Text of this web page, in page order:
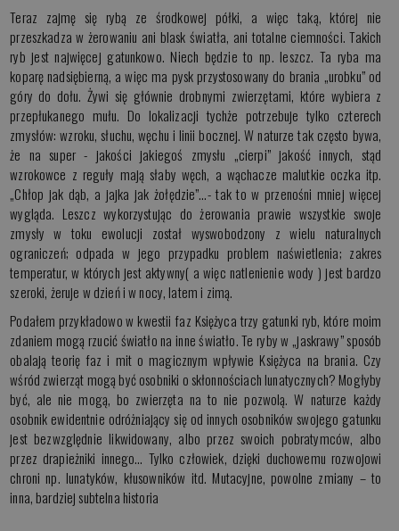
Teraz zajmę się rybą ze środkowej półki, a więc taką, której nie
przeszkadza w żerowaniu ani blask światła, ani totalne ciemności. Takich
ryb jest najwięcej gatunkowo. Niech będzie to np. leszcz. Ta ryba ma
koparę nadsiębierną, a więc ma pysk przystosowany do brania „urobku” od
góry do dołu. Żywi się głównie drobnymi zwierzętami, które wybiera z
przepłukanego mułu. Do lokalizacji tychże potrzebuje tylko czterech
zmysłów: wzroku, słuchu, węchu i linii bocznej. W naturze tak często bywa,
że na super - jakości jakiegoś zmysłu „cierpi” jakość innych, stąd
wzrokowce z reguły mają słaby węch, a wąchacze malutkie oczka itp.
„Chłop jak dąb, a jajka jak żołędzie”…- tak to w przenośni mniej więcej
wygląda. Leszcz wykorzystując do żerowania prawie wszystkie swoje
zmysły w toku ewolucji został wyswobodzony z wielu naturalnych
ograniczeń; odpada w jego przypadku problem naświetlenia; zakres
temperatur, w których jest aktywny( a więc natlenienie wody ) jest bardzo
szeroki, żeruje w dzień i w nocy, latem i zimą.
Podałem przykładowo w kwestii faz Księżyca trzy gatunki ryb, które moim
zdaniem mogą rzucić światło na inne światło. Te ryby w „jaskrawy” sposób
obalają teorię faz i mit o magicznym wpływie Księżyca na brania. Czy
wśród zwierząt mogą być osobniki o skłonnościach lunatycznych? Mogłyby
być, ale nie mogą, bo zwierzęta na to nie pozwolą. W naturze każdy
osobnik ewidentnie odróżniający się od innych osobników swojego gatunku
jest bezwzględnie likwidowany, albo przez swoich pobratymców, albo
przez drapieżniki innego… Tylko człowiek, dzięki duchowemu rozwojowi
chroni np. lunatyków, kłusowników itd. Mutacyjne, powolne zmiany – to
inna, bardziej subtelna historia